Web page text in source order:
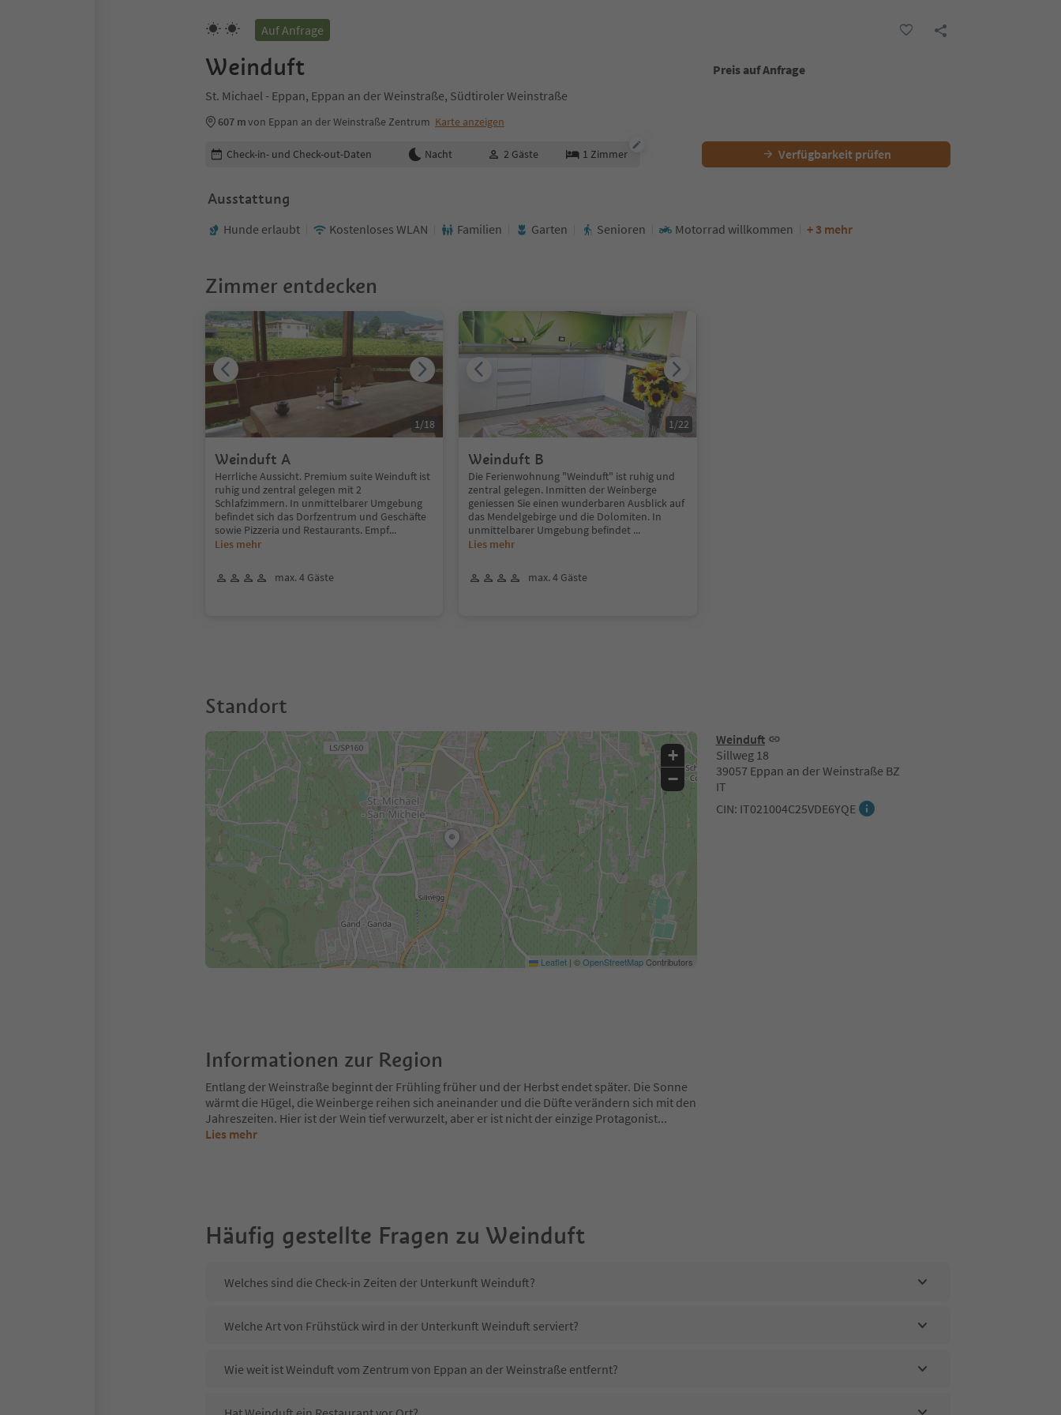
Auf Anfrage
Weinduft
St. Michael - Eppan, Eppan an der Weinstraße, Südtiroler Weinstraße
607 mvon Eppan an der Weinstraße Zentrum Karte anzeigen
Preis auf Anfrage
Buchungsdetails bearbeiten
Check-in- und Check-out-Daten Nacht 2 Gäste 1 Zimmer Verfügbarkeit prüfen
Ausstattung
Hunde erlaubt Kostenloses WLAN Familien Garten Senioren Motorrad willkommen + 3 mehr
Zimmer entdecken
Weinduft A
Herrliche Aussicht. Premium suite Weinduft ist
ruhig und zentral gelegen mit 2
Schlafzimmern. In unmittelbarer Umgebung
befindet sich das Dorfzentrum und Geschäfte
sowie Pizzeria und Restaurants. Empf...
Lies mehr
max. 4 Gäste
1/18
Weinduft B
Die Ferienwohnung "Weinduft" ist ruhig und
zentral gelegen. Inmitten der Weinberge
geniessen Sie einen wunderbaren Ausblick auf
das Mendelgebirge und die Dolomiten. In
unmittelbarer Umgebung befindet ...
Lies mehr
max. 4 Gäste
1/22
Standort
Weinduft
Sillweg 18
39057 Eppan an der Weinstraße BZ
IT
CIN: IT021004C25VDE6YQE
+
−
Leaflet | ©OpenStreetMapContributors
Informationen zur Region
Entlang der Weinstraße beginnt der Frühling früher und der Herbst endet später. Die Sonne
wärmt die Hügel, die Weinberge reihen sich aneinander und die Düfte verändern sich mit den
Jahreszeiten. Hier ist der Wein tief verwurzelt, aber er ist nicht der einzige Protagonist...
Lies mehr
Häufig gestellte Fragen zu Weinduft
Welches sind die Check-in Zeiten der Unterkunft Weinduft?
Welche Art von Frühstück wird in der Unterkunft Weinduft serviert?
Wie weit ist Weinduft vom Zentrum von Eppan an der Weinstraße entfernt?